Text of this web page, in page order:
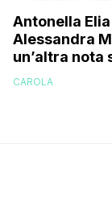
Antonella
Alessandra
un’altra nota
una bella
CAROLA